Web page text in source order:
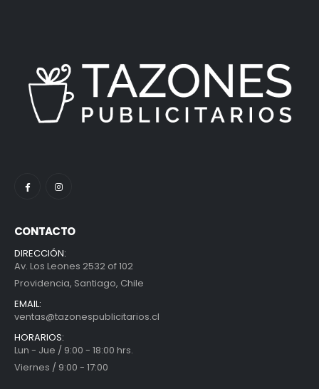
CONTACTO
DIRECCIÓN:
Av. Los Leones 2532 of 102
Providencia, Santiago, Chile
EMAIL:
ventas@tazonespublicitarios.cl
HORARIOS:
Lun - Jue / 9:00 - 18:00 hrs.
Viernes / 9:00 - 17:00